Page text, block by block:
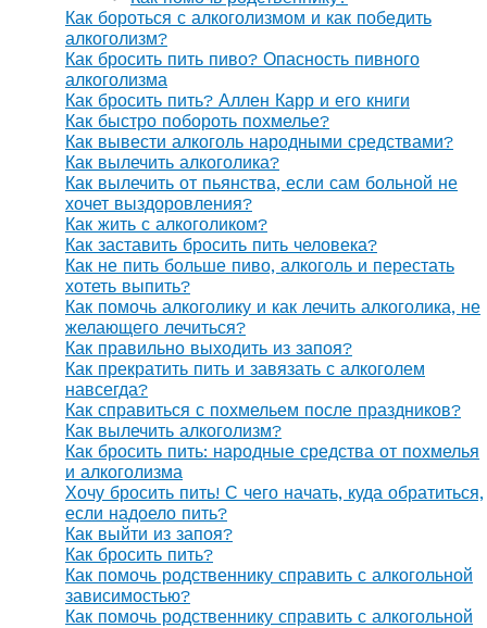
Как бороться с алкоголизмом и как победить
алкоголизм?
Как бросить пить пиво? Опасность пивного
алкоголизма
Как бросить пить? Аллен Карр и его книги
Как быстро побороть похмелье?
Как вывести алкоголь народными средствами?
Как вылечить алкоголика?
Как вылечить от пьянства, если сам больной не
хочет выздоровления?
Как жить с алкоголиком?
Как заставить бросить пить человека?
Как не пить больше пиво, алкоголь и перестать
хотеть выпить?
Как помочь алкоголику и как лечить алкоголика, не
желающего лечиться?
Как правильно выходить из запоя?
Как прекратить пить и завязать с алкоголем
навсегда?
Как справиться с похмельем после праздников?
Как вылечить алкоголизм?
Как бросить пить: народные средства от похмелья
и алкоголизма
Хочу бросить пить! С чего начать, куда обратиться,
если надоело пить?
Как выйти из запоя?
Как бросить пить?
Как помочь родственнику справить с алкогольной
зависимостью?
Как помочь родственнику справить с алкогольной